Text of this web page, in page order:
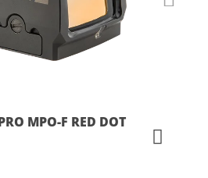
MPO-F RED DOT